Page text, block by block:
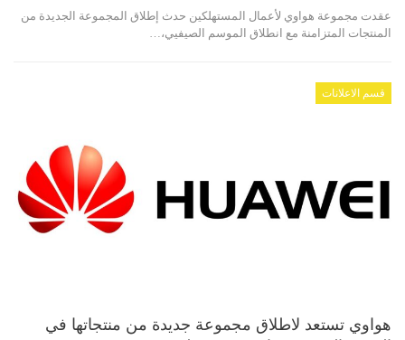
عقدت مجموعة هواوي لأعمال المستهلكين حدث إطلاق المجموعة الجديدة من
المنتجات المتزامنة مع انطلاق الموسم الصيفيي،…
قسم الاعلانات
هواوي تستعد لاطلاق مجموعة جديدة من منتجاتها في